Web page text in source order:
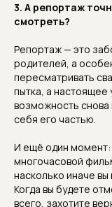
3. А репортаж
смотреть?
Репортаж — это
родителей, а
пересматривать
пытка, а настоящее
возможность снова
себя его частью.
И ещё один момент:
многочасовой
насколько иначе
Когда вы будете
всего, захотите